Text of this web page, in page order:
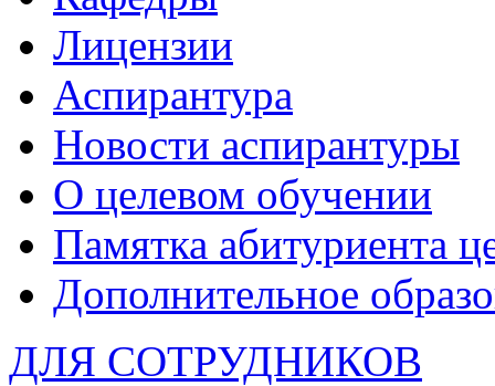
Лицензии
Аспирантура
Новости аспирантуры
О целевом обучении
Памятка абитуриента
Дополнительное
ДЛЯ СОТРУДНИКОВ